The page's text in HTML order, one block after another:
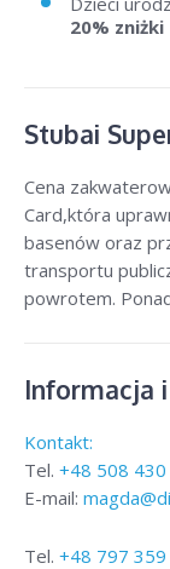
20% zniżki
Stubai
Cena
Card,która
basenów oraz
transportu
powrotem.
Informacja
Kontakt:
Tel. +48 508
E-mail:
Tel. +48 797